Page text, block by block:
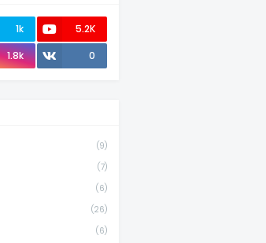
1k
5.2K
1.8k 0
(9)
(7)
(6)
(26)
(6)